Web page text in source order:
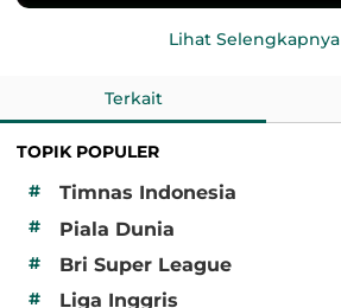
Lihat Selengkapnya
Terkait
TOPIK POPULER
#
Timnas Indonesia
# Piala Dunia
# Bri Super League
# Liga Inggris